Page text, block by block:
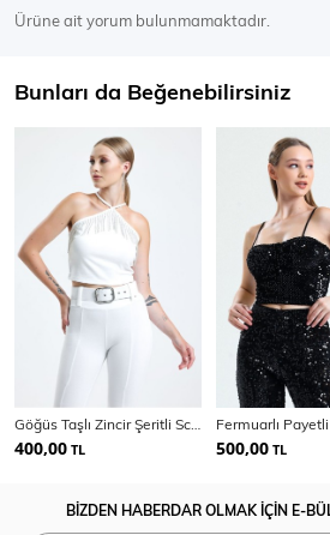
Ürüne ait yorum bulunmamaktadır.
Bunları da Beğenebilirsiniz
400,00 TL 500,00 TL
BİZDEN HABERDAR OLMAK İÇİN E-